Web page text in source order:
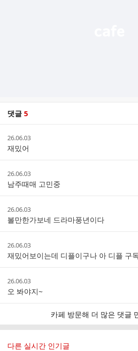
댓글 5
스
작
성
시
간
26.06.03
재밌어
작
성
시
간
26.06.03
남주때매 고민중
작
성
시
간
26.06.03
볼만한가보네 드라마풍년이다
작
성
시
간
26.06.03
재밌어보이는데 디플이구나 아 디플 구
작
성
시
간
26.06.03
오 봐야지~
카페 방문해 더 많은 댓글
다른 실시간 인기글